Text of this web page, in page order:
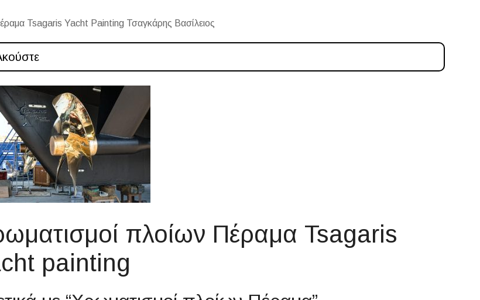
Tsagaris Yacht Painting Τσαγκάρης Βασίλειος
πλοίων Πέραμα Tsagaris
painting